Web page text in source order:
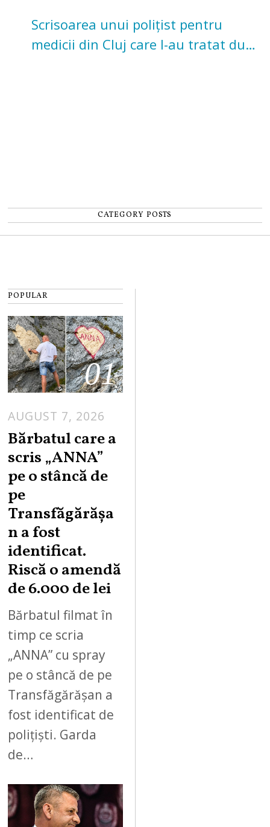
Scrisoarea unui polițist pentru
medicii din Cluj care l-au tratat după
CATEGORY POSTS
POPULAR
01
AUGUST 7, 2026
Bărbatul care a
scris „ANNA”
pe o stâncă de
pe
Transfăgărășa
n a fost
identificat.
Riscă o amendă
de 6.000 de lei
Bărbatul filmat în
timp ce scria
„ANNA” cu spray
pe o stâncă de pe
Transfăgărășan a
fost identificat de
polițiști. Garda
de…